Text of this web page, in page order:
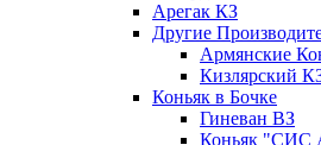
Арегак КЗ
Другие
Армянские
Кизлярский
Коньяк в Бочке
Гиневан ВЗ
Коньяк